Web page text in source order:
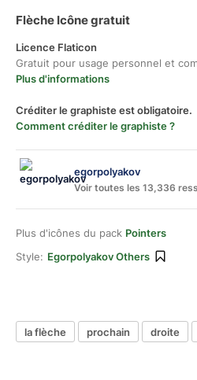
Flèche Icône gratuit
Licence Flaticon
Gratuit pour usage personnel et
Plus d'informations
Créditer le graphiste est obligatoire.
Comment créditer le graphiste ?
egorpolyakov
Voir toutes les 13,336
Plus d'icônes du pack Pointers
Style: Egorpolyakov Others
la flèche prochain droite